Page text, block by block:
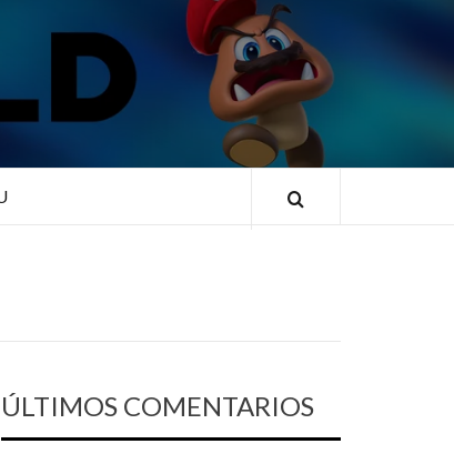
ÚLTIMOS COMENTARIOS